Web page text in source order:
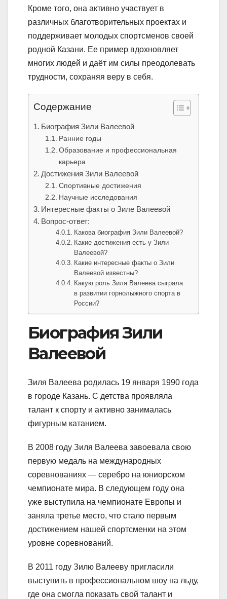
Кроме того, она активно участвует в
различных благотворительных проектах и
поддерживает молодых спортсменов своей
родной Казани. Ее пример вдохновляет
многих людей и даёт им силы преодолевать
трудности, сохраняя веру в себя.
Содержание
Биография Зили Валеевой
Ранние годы
Образование и профессиональная
карьера
Достижения Зили Валеевой
Спортивные достижения
Научные исследования
Интересные факты о Зиле Валеевой
Вопрос-ответ:
Какова биография Зили Валеевой?
Какие достижения есть у Зили
Валеевой?
Какие интересные факты о Зили
Валеевой известны?
Какую роль Зиля Валеева сыграла
в развитии горнолыжного спорта в
России?
Биография Зили
Валеевой
Зиля Валеева родилась 19 января 1990 года
в городе Казань. С детства проявляла
талант к спорту и активно занималась
фигурным катанием.
В 2008 году Зиля Валеева завоевала свою
первую медаль на международных
соревнованиях — серебро на юниорском
чемпионате мира. В следующем году она
уже выступила на чемпионате Европы и
заняла третье место, что стало первым
достижением нашей спортсменки на этом
уровне соревнований.
В 2011 году Зилю Валееву пригласили
выступить в профессиональном шоу на льду,
где она смогла показать свой талант и